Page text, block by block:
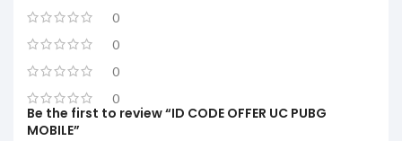
0
0
0
0
Be the first to review “ID CODE OFFER UC PUBG
MOBILE”